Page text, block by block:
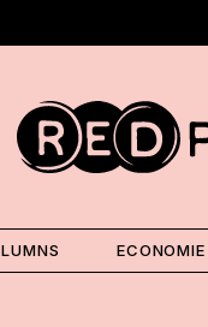
ECONOMIE